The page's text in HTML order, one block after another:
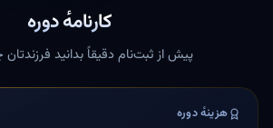
کارنامهٔ دوره
پیش از ثبت‌نام دقیقاً بدانید
هزینهٔ دوره